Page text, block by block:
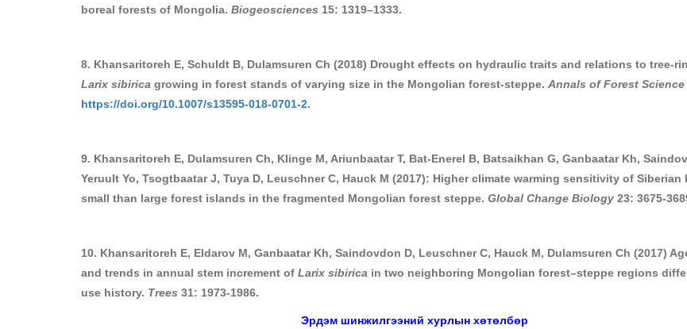
boreal forests of Mongolia. Biogeosciences 15: 1319–1333.
8. Khansaritoreh E, Schuldt B, Dulamsuren Ch (2018) Drought effects on hydraulic traits and relations to tree-
Larix sibirica growing in forest stands of varying size in the Mongolian forest-steppe. Annals of Forest Science
https://doi.org/10.1007/s13595-018-0701-2.
9. Khansaritoreh E, Dulamsuren Ch, Klinge M, Ariunbaatar T, Bat-Enerel B, Batsaikhan G, Ganbaatar Kh,
Yeruult Yo, Tsogtbaatar J, Tuya D, Leuschner C, Hauck M (2017): Higher climate warming sensitivity of Siberian
small than large forest islands in the fragmented Mongolian forest steppe. Global Change Biology 23: 3675-
10. Khansaritoreh E, Eldarov M, Ganbaatar Kh, Saindovdon D, Leuschner C, Hauck M, Dulamsuren Ch (2017)
and trends in annual stem increment of Larix sibirica in two neighboring Mongolian forest–steppe regions
use history. Trees 31: 1973-1986.
Эрдэм шинжилгээний хурлын хөтөлбөр